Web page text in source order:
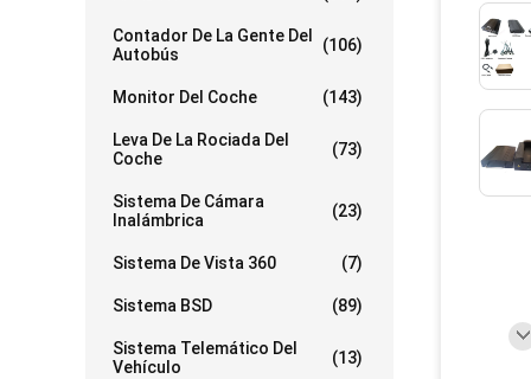
Contador De La Gente Del
Autobús
(106)
Monitor Del Coche (143)
Leva De La Rociada Del
Coche
(73)
Sistema De Cámara
Inalámbrica
(23)
Sistema De Vista 360 (7)
Sistema BSD (89)
Sistema Telemático Del
Vehículo
(13)